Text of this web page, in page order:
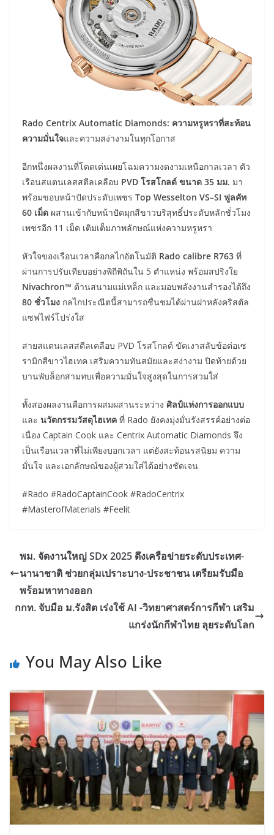
Rado Centrix Automatic Diamonds: ความหรูหราที่สะท้อน
ความมั่นใจและความสง่างามในทุกโอกาส
อีกหนึ่งผลงานที่โดดเด่นเผยโฉมความงดงามเหนือกาลเวลา ตัว
เรือนสแตนเลสสตีลเคลือบ PVD โรสโกลด์ ขนาด 35 มม. มา
พร้อมขอบหน้าปัดประดับเพชร Top Wesselton VS–SI ฟูลคัท
60 เม็ด ผสานเข้ากับหน้าปัดมุกสีขาวบริสุทธิ์ประดับหลักชั่วโมง
เพชรอีก 11 เม็ด เติมเต็มภาพลักษณ์แห่งความหรูหรา
หัวใจของเรือนเวลาคือกลไกอัตโนมัติ Rado calibre R763 ที่
ผ่านการปรับเทียบอย่างพิถีพิถันใน 5 ตำแหน่ง พร้อมสปริงใย
Nivachron™ ต้านสนามแม่เหล็ก และมอบพลังงานสำรองได้ถึง
80 ชั่วโมง กลไกประณีตนี้สามารถชื่นชมได้ผ่านฝาหลังคริสตัล
แซฟไฟร์โปร่งใส
สายสแตนเลสสตีลเคลือบ PVD โรสโกลด์ ขัดเงาสลับข้อต่อเซ
รามิกสีขาวไฮเทค เสริมความทันสมัยและสง่างาม ปิดท้ายด้วย
บานพับล็อกสามทบเพื่อความมั่นใจสูงสุดในการสวมใส่
ทั้งสองผลงานคือการผสมผสานระหว่าง ศิลป์แห่งการออกแบบ
และ นวัตกรรมวัสดุไฮเทค ที่ Rado ยังคงมุ่งมั่นรังสรรค์อย่างต่อ
เนื่อง Captain Cook และ Centrix Automatic Diamonds จึง
เป็นเรือนเวลาที่ไม่เพียงบอกเวลา แต่ยังสะท้อนรสนิยม ความ
มั่นใจ และเอกลักษณ์ของผู้สวมใส่ได้อย่างชัดเจน
#Rado #RadoCaptainCook #RadoCentrix
#MasterofMaterials #Feelit
พม. จัดงานใหญ่ SDx 2025 ดึงเครือข่ายระดับประเทศ-
นานาชาติ ช่วยกลุ่มเปราะบาง-ประชาชน เตรียมรับมือ
พร้อมหาทางออก
กกท. จับมือ ม.รังสิต เร่งใช้ AI -วิทยาศาสตร์การกีฬา เสริม
แกร่งนักกีฬาไทย ลุยระดับโลก
You May Also Like